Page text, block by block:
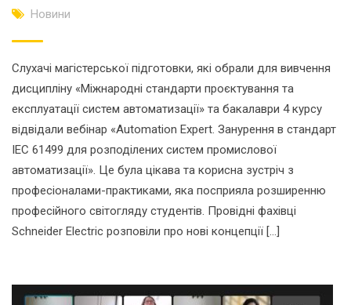
Новини
Слухачі магістерської підготовки, які обрали для вивчення
дисципліну «Міжнародні стандарти проєктування та
експлуатації систем автоматизації» та бакалаври 4 курсу
відвідали вебінар «Automation Expert. Занурення в стандарт
IEC 61499 для розподілених систем промислової
автоматизації». Це була цікава та корисна зустріч з
професіоналами-практиками, яка посприяла розширенню
професійного світогляду студентів. Провідні фахівці
Schneider Electric розповіли про нові концепції […]